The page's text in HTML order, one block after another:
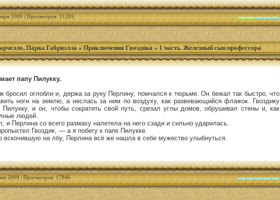
2009 | Просмотров: 11205
Парка Габриэлла » Приключения Гвоздика » 1 часть. Железный сын профессора
папу Пилукку.
бросил оглобли и, держа за руку Перлину, помчался к тюрьме. Он бежал так быстро, что
ноги на землю, а неслась за ним по воздуху, как развевающийся флажок. Гвоздику
Пилукку, и он, чтобы сократить свой путь, срезал углы домов, обрушивал стены и, как
людей.
и Перлина со всего размаху налетела на него сзади и сильно ударилась.
Гвоздик, — а я побегу к папе Пилукке.
на лбу, Перлина всё же нашла в себе мужество улыбнуться.
2009 | Просмотров: 17846